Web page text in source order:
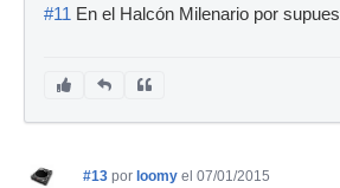
#11 En el Halcón Milenario por
#13 por loomy el 07/01/2015